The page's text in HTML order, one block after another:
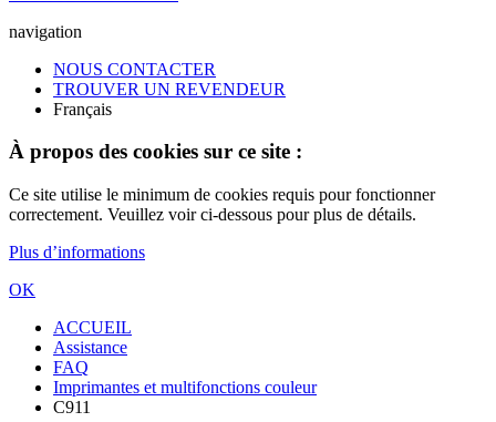
navigation
NOUS CONTACTER
TROUVER UN REVENDEUR
Français
À propos des cookies sur ce site :
Ce site utilise le minimum de cookies requis pour fonctionner
correctement. Veuillez voir ci-dessous pour plus de détails.
Plus d’informations
OK
ACCUEIL
Assistance
FAQ
Imprimantes et multifonctions couleur
C911